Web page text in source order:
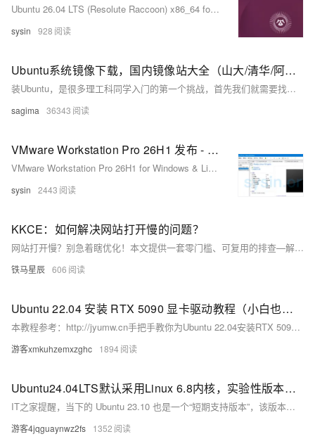
Ubuntu 26.04 LTS (Resolute Raccoon) x86_64 for VMware ESXi, Fusion, Workstaion
sysin 928
Ubuntu系统镜像下载，国内镜像站大全（山大/清华/阿里/浙大/中科大...）
装Ubuntu，是很多理工科同学入门的第一个挑战，首先我们就需要找到一个能用的iso镜像，根据你的网络环境的不同，不同的站点下载速度会不一样，下面列举一下几个比较好用的，都是来自Ubuntu官方推荐镜像站链接导航国内分区
sagima 36343
VMware Workstation Pro 26H1 发布 - 领先的免费桌面虚拟化软件
VMware Workstation Pro 26H1 for Windows & Linux - 领先的免费桌面虚拟化软件
sysin 2443
KKCE：如何解决网站打开慢的问题？
网站打开慢？别急着瞎优化！本文提供一套零门槛、可复用的排查—解决—维护全流程：先用测速工具+浏览器调试精准定位慢因（服务器/资源/网络/本地），再针对性优化（升配、压缩图片、开CDN、配缓存），最后定期测速清理。小白也能3步提速，稳保秒开！（239字）
铁马星辰 606
Ubuntu 22.04 安装 RTX 5090 显卡驱动教程（小白也能学会的 Linux 驱动安装指南）
本教程参考：http://jyumw.cn手把手教你为Ubuntu 22.04安装RTX 5090显卡驱动，涵盖环境清理、PPA源添加、自动/手动安装及验证全流程，小白也能轻松完成Linux显卡配置，开启高性能计算。
游客xmkuhzemxzghc 1894
Ubuntu24.04LTS默认采用Linux 6.8内核，实验性版本可通过PPA获得
IT之家提醒，当下的 Ubuntu 23.10 也是一个“短期支持版本”，该版本将在今年 7 月终止支持，而今年 4 月推出的 Ubuntu 24.04 LTS 长期支持版本将获得 5 年的更新支持。
游客4jqguaynwz2fs 1352